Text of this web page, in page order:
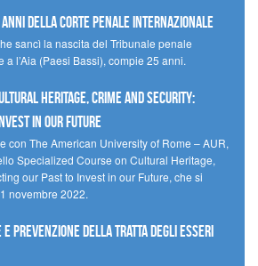
anni della Corte penale internazionale
sancì la nascita del Tribunale penale
l’Aia (Paesi Bassi), compie 25 anni.
Heritage, Crime and Security:
in our Future
con The American University of Rome – AUR,
Specialized Course on Cultural Heritage,
our Past to Invest in our Future, che si
novembre 2022.
e prevenzione della tratta degli esseri